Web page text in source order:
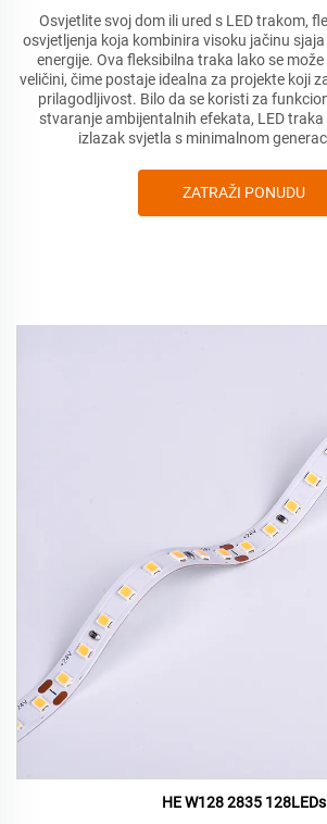
Osvjetlite svoj dom ili ured s LED trakom,
osvjetljenja koja kombinira visoku jačinu
energije. Ova fleksibilna traka lako se
veličini, čime postaje idealna za projekte koji
prilagodljivost. Bilo da se koristi za
stvaranje ambijentalnih efekata, LED
izlazak svjetla s minimalnom
ZATRAŽI PONUDU
HE W128 2835 128LEDs